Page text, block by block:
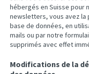
hébergés en Suisse pour
newsletters, vous avez
base de données, en
mails ou par notre
supprimés avec effet
Modifications de la